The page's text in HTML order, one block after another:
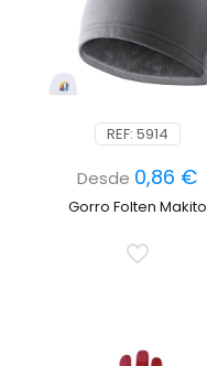
REF: 5914
Desde 0,86 €
Gorro Folten Makito